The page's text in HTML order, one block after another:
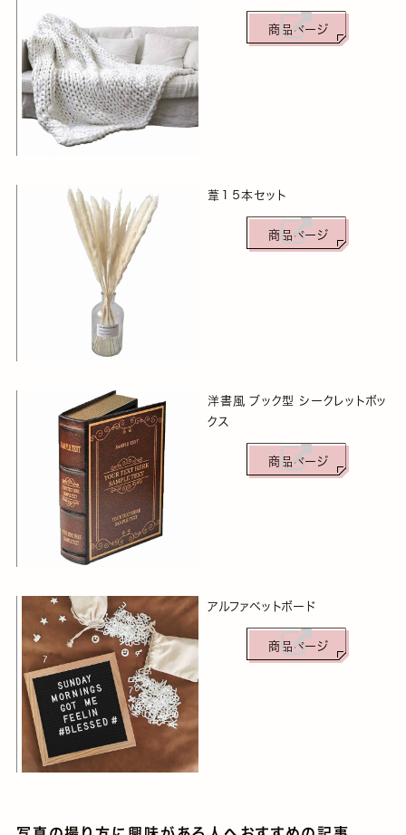
商品ページ
葦１５本セット
商品ページ
洋書風 ブック型 シークレットボッ
クス
商品ページ
アルファベットボード
商品ページ